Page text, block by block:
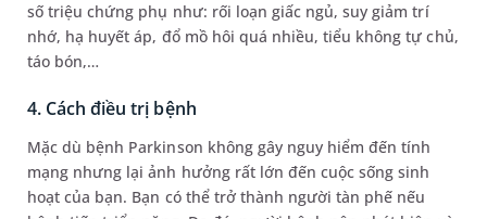
số triệu chứng phụ như: rối loạn giấc ngủ, suy giảm trí
nhớ, hạ huyết áp, đổ mồ hôi quá nhiều, tiểu không tự chủ,
táo bón,…
4. Cách điều trị bệnh
Mặc dù bệnh Parkinson không gây nguy hiểm đến tính
mạng nhưng lại ảnh hưởng rất lớn đến cuộc sống sinh
hoạt của bạn. Bạn có thể trở thành người tàn phế nếu